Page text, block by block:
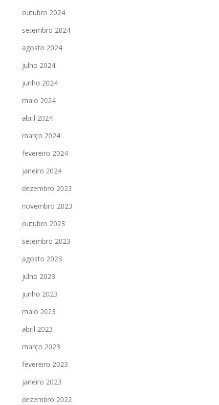
outubro 2024
setembro 2024
agosto 2024
julho 2024
junho 2024
maio 2024
abril 2024
março 2024
fevereiro 2024
janeiro 2024
dezembro 2023
novembro 2023
outubro 2023
setembro 2023
agosto 2023
julho 2023
junho 2023
maio 2023
abril 2023
março 2023
fevereiro 2023
janeiro 2023
dezembro 2022